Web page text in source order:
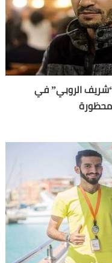
“شريف الروبي” في